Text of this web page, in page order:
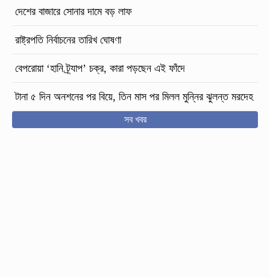
দেশের বাজারে সোনার দামে বড় লাফ
রাষ্ট্রপতি নির্বাচনের তারিখ ঘোষণা
বেপরোয়া ‘হানি ট্র্যাপ’ চক্র, কারা পড়ছেন এই ফাঁদে
টানা ৫ দিন অনশনের পর বিয়ে, তিন মাস পর মিলল মুন্নির ঝুলন্ত মরদেহ
সব খবর